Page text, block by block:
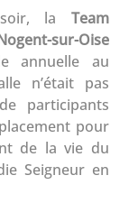
la Team
sur-Oise
annuelle au
n’était pas
participants
pour
de la vie du
Seigneur en